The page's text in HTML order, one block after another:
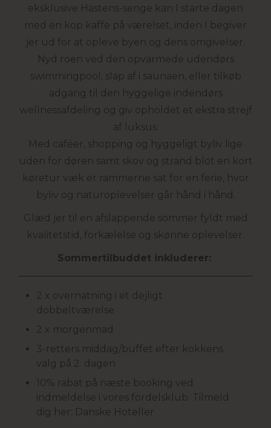
eksklusive Hästens-senge kan I starte dagen
med en kop kaffe på værelset, inden I begiver
jer ud for at opleve byen og dens omgivelser.
Nyd roen ved den opvarmede udendørs
swimmingpool, slap af i saunaen, eller tilkøb
adgang til den hyggelige indendørs
wellnessafdeling og giv opholdet et ekstra strejf
af luksus.
Med caféer, shopping og hyggeligt byliv lige
uden for døren samt skov og strand blot en kort
køretur væk er rammerne sat for en ferie, hvor
byliv og naturoplevelser går hånd i hånd.
Glæd jer til en afslappende sommer fyldt med
kvalitetstid, forkælelse og skønne oplevelser.
Sommertilbuddet inkluderer:
2 x overnatning i et dejligt
dobbeltværelse
2 x morgenmad
3-retters middag/buffet efter kokkens
valg på 2. dagen
10% rabat på næste booking ved
indmeldelse i vores fordelsklub. Tilmeld
dig her: Danske Hoteller